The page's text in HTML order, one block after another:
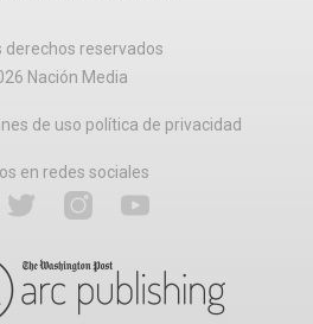
derechos reservados
Nación Media
de uso política de privacidad
en redes sociales